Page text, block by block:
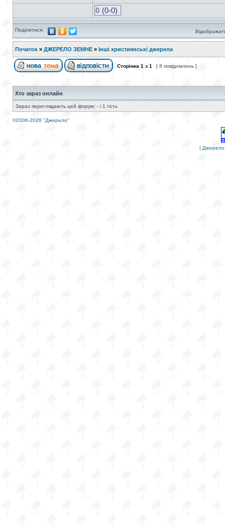
0 (0-0)
Поділитися:
Початок » ДЖЕРЕЛО ЗЕМНЕ » Інші християнські джерела
Сторінка 1 з 1 [ 8 повідомлень ]
Хто зараз онлайн
Зараз переглядають цей форум: - і 1 гість
©2006-2026 "Джерело"
| Джерело